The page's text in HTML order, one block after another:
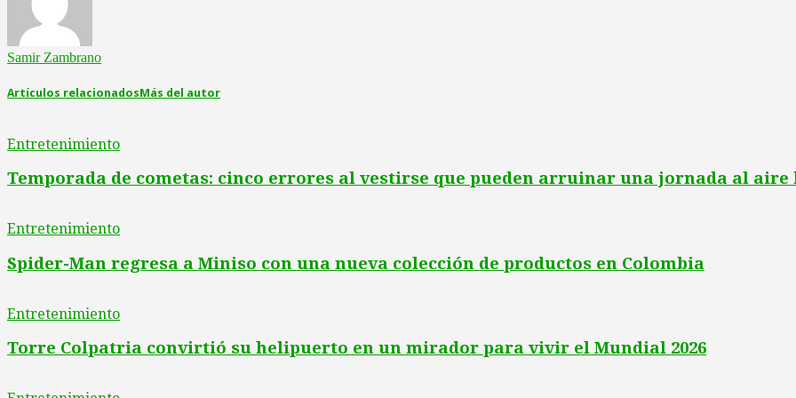
Samir Zambrano
Artículos relacionadosMás del autor
Entretenimiento
Temporada de cometas: cinco errores al vestirse que pueden arruinar una jornada al aire
Entretenimiento
Spider-Man regresa a Miniso con una nueva colección de productos en Colombia
Entretenimiento
Torre Colpatria convirtió su helipuerto en un mirador para vivir el Mundial 2026